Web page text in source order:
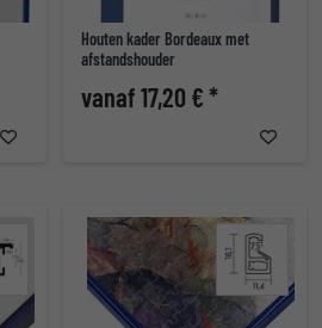
Houten kader Bordeaux met
afstandshouder
vanaf 17,20 € *